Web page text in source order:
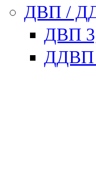
ДВП /
ДВП
ДДВП